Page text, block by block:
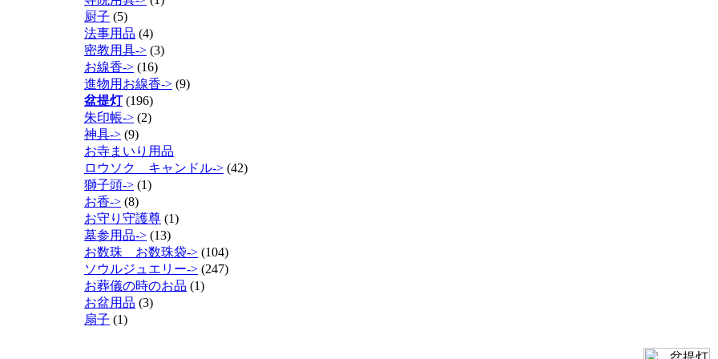
厨子 (5)
法事用品 (4)
密教用具-> (3)
お線香-> (16)
進物用お線香-> (9)
盆提灯(196)
朱印帳-> (2)
神具-> (9)
お寺まいり用品
ロウソク キャンドル-> (42)
獅子頭-> (1)
お香-> (8)
お守り守護尊 (1)
墓参用品-> (13)
お数珠 お数珠袋-> (104)
ソウルジュエリー-> (247)
お葬儀の時のお品 (1)
お盆用品 (3)
扇子 (1)